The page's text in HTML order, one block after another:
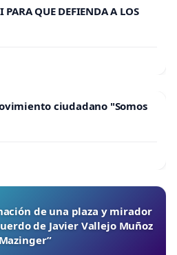
PARA QUE DEFIENDA A LOS
ciudadano "Somos
de una plaza y mirador
de Javier Vallejo Muñoz